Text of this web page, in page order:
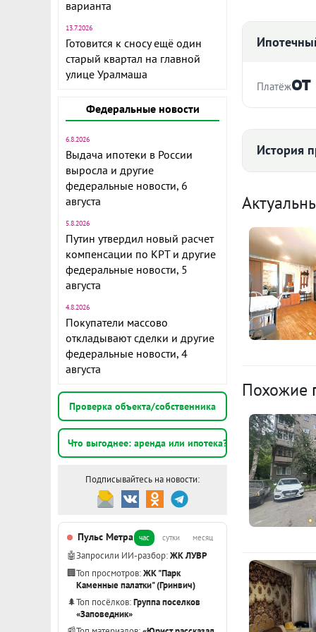
варианта
13.7.2026
Готовится к сносу ещё один
старый квартал на главной
улице Уралмаша
Федеральные новости
6.8.2026
Выдача ипотеки в России
выросла и другие
федеральные новости, 6
августа
5.8.2026
Путин утвердил новый расчет
компенсации по КРТ и другие
федеральные новости, 5
августа
4.8.2026
Покупатели массово
откладывают сделки и другие
федеральные новости, 4
августа
Проверка объекта/собственника
Что выгоднее: аренда или ипотека?
Подписывайтесь на новости:
Пульс Метра час сутки месяц
🤖Запросили ИИ-разбор:ЖК ЛУВР
🏢Топ просмотров:ЖК "Парк
Каменные палатки" (Гринвич)
🌲Топ посёлков:Группа поселков
«Заповедник»
этажного
города.
Квартира
запад.
Санузел
чисто,
ухоженный
жизни:
В шаговой
можно
Остановки
трамваи,
минут.
ID объекта
Платёж
Расчёт по
История
88
II
Похожие